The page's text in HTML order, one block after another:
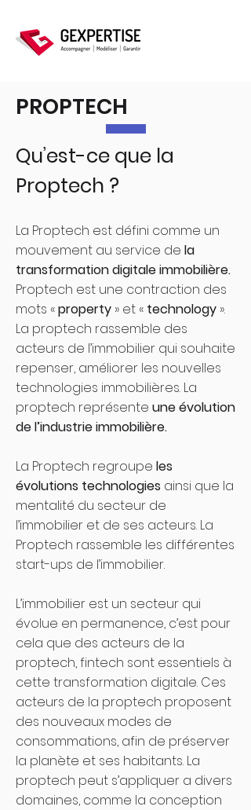
PROPTECH
Qu’est-ce que la
Proptech ?
La Proptech est défini comme un
mouvement au service de la
transformation digitale immobilière.
Proptech est une contraction des
mots «property » et « technology ».
La proptech rassemble des
acteurs de l’immobilier qui souhaite
repenser, améliorer les nouvelles
technologies immobilières. La
proptech représente une évolution
de l’industrie immobilière.
La Proptech regroupe les
évolutions technologies ainsi que la
mentalité du secteur de
l’immobilier et de ses acteurs. La
Proptech rassemble les différentes
start-ups de l’immobilier.
L’immobilier est un secteur qui
évolue en permanence, c’est pour
cela que des acteurs de la
proptech, fintech sont essentiels à
cette transformation digitale. Ces
acteurs de la proptech proposent
des nouveaux modes de
consommations, afin de préserver
la planète et ses habitants. La
proptech peut s’appliquer a divers
domaines, comme la conception